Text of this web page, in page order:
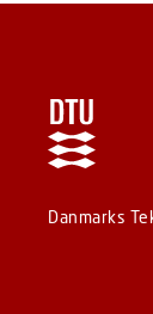
Danmarks